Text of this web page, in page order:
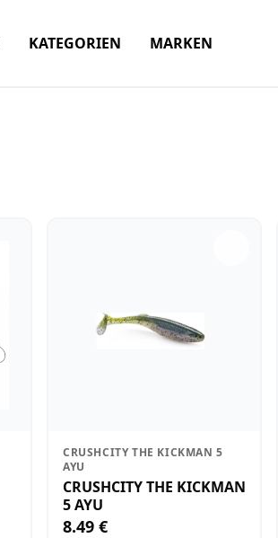
KATEGORIEN MARKEN
CRUSHCITY THE KICKMAN 5
AYU
CRUSHCITY THE KICKMAN
5 AYU
8.49 €